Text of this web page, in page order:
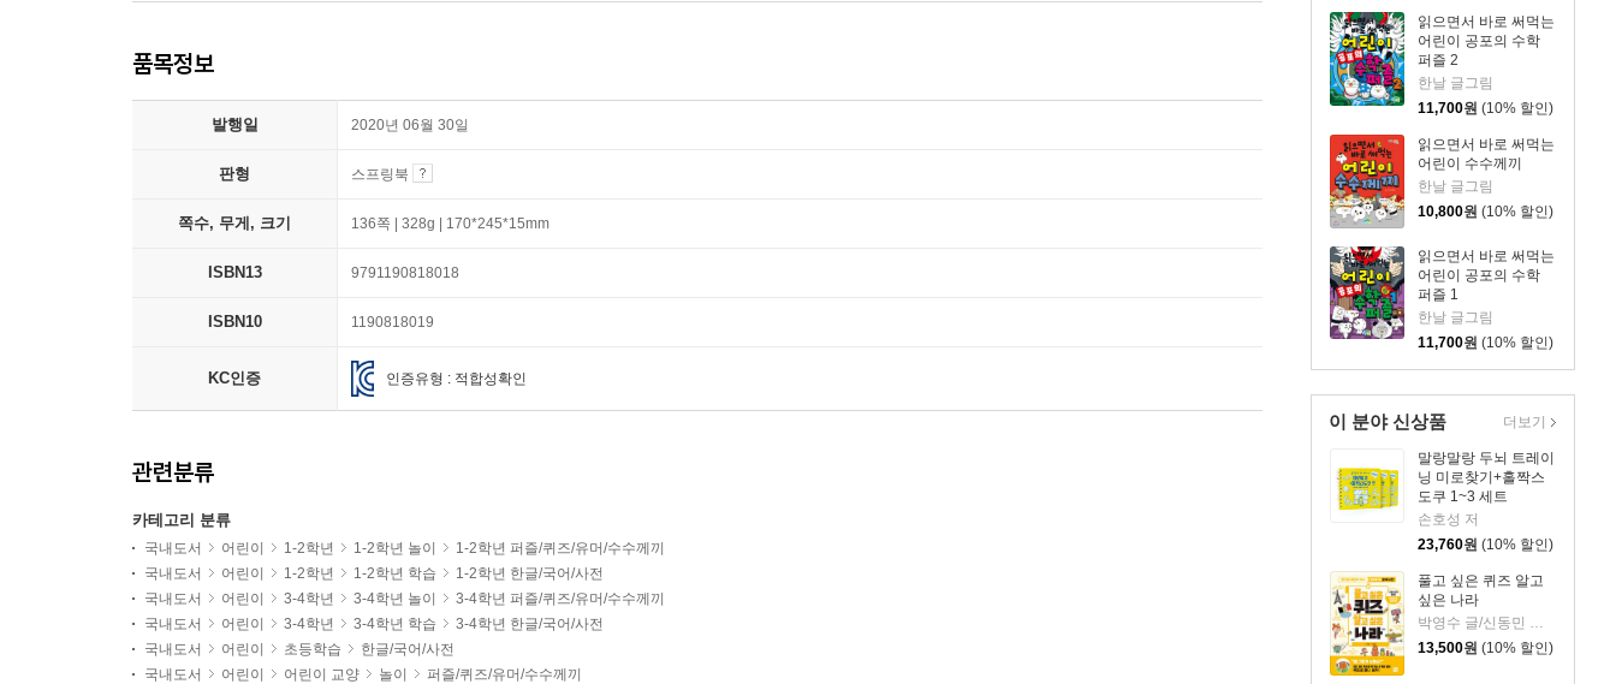
읽으면서 바로 써먹는
어린이 공포의 수학
퍼즐 2
한날 글그림
11,700원 (10% 할인)
읽으면서 바로 써먹는
어린이 수수께끼
한날 글그림
10,800원 (10% 할인)
읽으면서 바로 써먹는
어린이 공포의 수학
퍼즐 1
한날 글그림
11,700원 (10% 할인)
이 분야 신상품
말랑말랑 두뇌 트레이
닝 미로찾기+홀짝스
도쿠 1~3 세트
손호성 저
23,760원 (10% 할인)
풀고 싶은 퀴즈 알고
싶은 나라
박영수 글/신동민 그림
13,500원 (10% 할인)
더보기
품목정보
발행일 2020년 06월 30일
판형 스프링북
쪽수, 무게, 크기 136쪽 | 328g | 170*245*15mm
ISBN13 9791190818018
ISBN10 1190818019
KC인증 인증유형 : 적합성확인
관련분류
카테고리 분류
국내도서 어린이 1-2학년 1-2학년 놀이
1-2학년 퍼즐/퀴즈/유머/수수께끼
국내도서
어린이 1-2학년 1-2학년 학습
1-2학년 한글/국어/사전
국내도서
어린이 3-4학년 3-4학년 놀이
3-4학년 퍼즐/퀴즈/유머/수수께끼
국내도서
어린이 3-4학년 3-4학년 학습
3-4학년 한글/국어/사전
국내도서
어린이 초등학습
한글/국어/사전
국내도서
어린이 어린이 교양 놀이 퍼즐/퀴즈/유머/수수께끼